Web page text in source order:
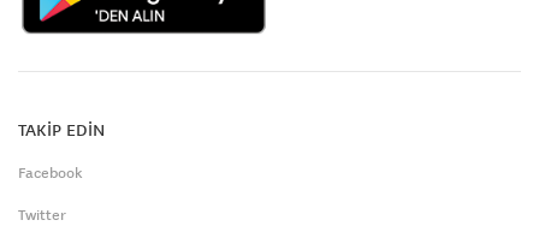
TAKİP EDİN
Facebook
Twitter